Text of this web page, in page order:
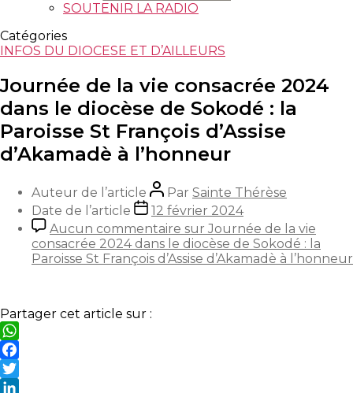
SOUTENIR LA RADIO
Catégories
INFOS DU DIOCESE ET D’AILLEURS
Journée de la vie consacrée 2024
dans le diocèse de Sokodé : la
Paroisse St François d’Assise
d’Akamadè à l’honneur
Auteur de l’article Par Sainte Thérèse
Date de l’article
12 février 2024
Aucun commentaire sur Journée de la vie
consacrée 2024 dans le diocèse de Sokodé : la
Paroisse St François d’Assise d’Akamadè à l’honneur
Partager cet article sur :
WhatsApp
Facebook
Twitter